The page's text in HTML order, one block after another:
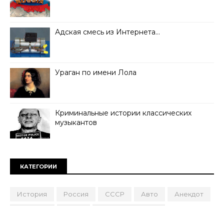
Адская смесь из Интернета…
Ураган по имени Лола
Криминальные истории классических
музыкантов
КАТЕГОРИИ
История Россия СССР Авто Анекдот